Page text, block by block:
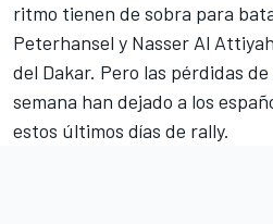
ritmo tienen de sobra para
Peterhansel y Nasser Al Attiyah
del Dakar. Pero las pérdidas
semana han dejado a los
estos últimos días de rally.